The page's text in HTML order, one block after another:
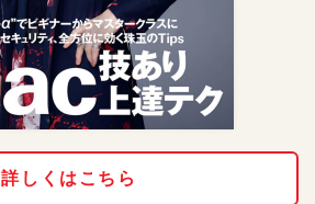
詳しくはこちら